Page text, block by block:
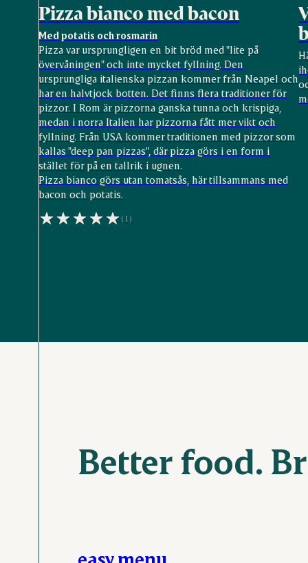
Pizza bianco med bacon
Med potatis och rosmarin
Pizza var ursprungligen en bit bröd med "lite på
övervåningen" och inte mycket fyllning. Den
ursprungliga italienska pizzan kommer från Neapel och
har en halvtjock botten. Det finns flera traditioner för
pizzor. I Rom är pizzorna ganska tunna och krispiga,
medan i norra Italien har pizzorna fått mer vikt och
fyllning. Från USA kommer traditionen med pizzor som
kallas "deep pan pizzas", där pizza görs i en form i
stället för på en tallrik i ugnen.
Pizza bianco görs utan tomatsås, här tillsammans med
bacon och potatis.
(1)
Better food.